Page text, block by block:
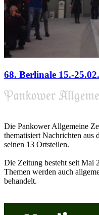
68. Berlinale 15.-
Die Pankower Allgemeine
thematisiert Nachrichten
seinen 13 Ortsteilen.
Die Zeitung besteht seit Mai
Themen werden auch
behandelt.